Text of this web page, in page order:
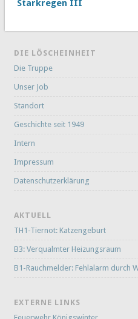
Starkregen III
DIE LÖSCHEINHEIT
Die Truppe
Unser Job
Standort
Geschichte seit 1949
Intern
Impressum
Datenschutzerklärung
AKTUELL
TH1-Tiernot: Katzengeburt
B3: Verqualmter Heizungsraum
B1-Rauchmelder: Fehlalarm durch
EXTERNE LINKS